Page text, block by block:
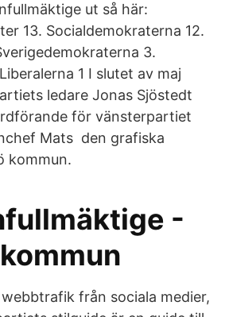
ut så här:
13. Socialdemokraterna 12.
3.
1 I slutet av maj
ledare Jonas Sjöstedt
för vänsterpartiet
Mats den grafiska
kommun.
-
från sociala medier,